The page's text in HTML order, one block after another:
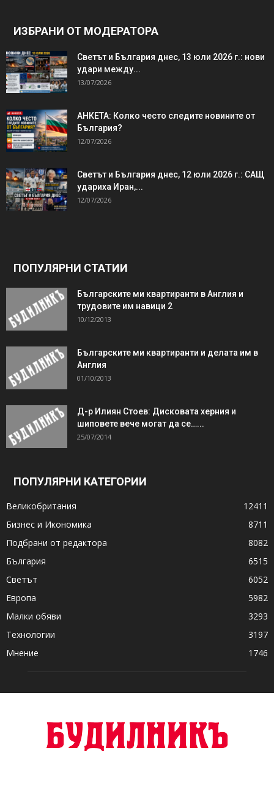
ИЗБРАНИ ОТ МОДЕРАТОРА
Светът и България днес, 13 юли 2026 г.: нови
удари между...
13/07/2026
АНКЕТА: Колко често следите новините от
България?
12/07/2026
Светът и България днес, 12 юли 2026 г.: САЩ
удариха Иран,...
12/07/2026
ПОПУЛЯРНИ СТАТИИ
Българските ми квартиранти в Англия и
трудовите им навици 2
10/12/2013
Българските ми квартиранти и делата им в
Англия
01/10/2013
Д-р Илиян Стоев: Дисковата херния и
шиповете вече могат да се…...
25/07/2014
ПОПУЛЯРНИ КАТЕГОРИИ
Великобритания
12411
Бизнес и Икономика
8711
Подбрани от редактора
8082
България
6515
Светът
6052
Европа
5982
Малки обяви
3293
Технологии
3197
Мнение
1746